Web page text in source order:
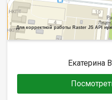
Для корректной работы Raster JS API
Екатерина